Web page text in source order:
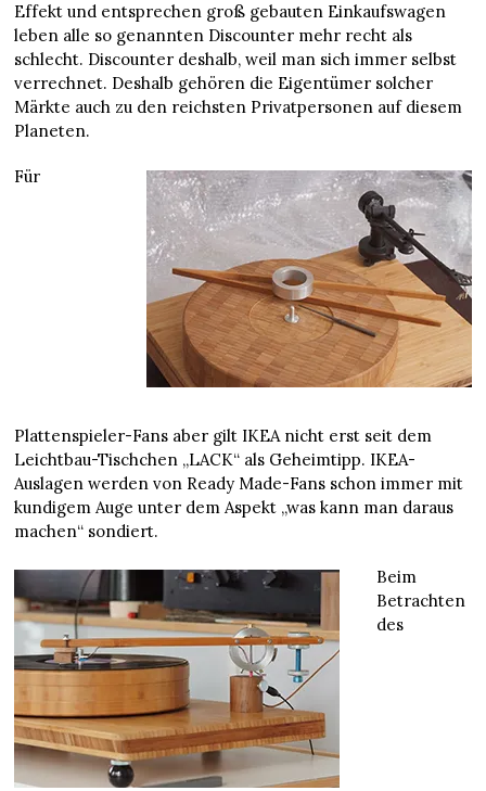
Effekt und entsprechen groß gebauten Einkaufswagen
leben alle so genannten Discounter mehr recht als
schlecht. Discounter deshalb, weil man sich immer selbst
verrechnet. Deshalb gehören die Eigentümer solcher
Märkte auch zu den reichsten Privatpersonen auf diesem
Planeten.
Für
Plattenspieler-Fans aber gilt IKEA nicht erst seit dem
Leichtbau-Tischchen „LACK“ als Geheimtipp. IKEA-
Auslagen werden von Ready Made-Fans schon immer mit
kundigem Auge unter dem Aspekt „was kann man daraus
machen“ sondiert.
Beim
Betrachten
des